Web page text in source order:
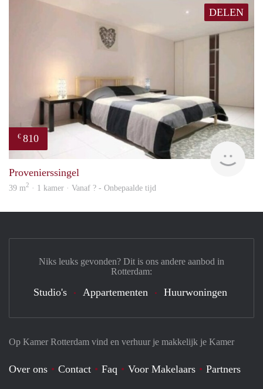
DELEN
€ 810
Provenierssingel
39 m2 · 1 kamer · Vanaf ? - Onbepaalde tijd
Op Kamer Rotterdam vind en verhuur je makkelijk je Kamer
Over ons Contact Faq Voor Makelaars
Partners
Niks leuks gevonden? Dit is ons andere aanbod in
Rotterdam:
Studio's Appartementen Huurwoningen